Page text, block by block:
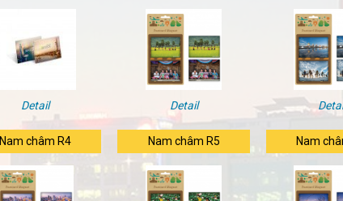
Detail Detail
Nam châm R4 Nam châm R5 Nam